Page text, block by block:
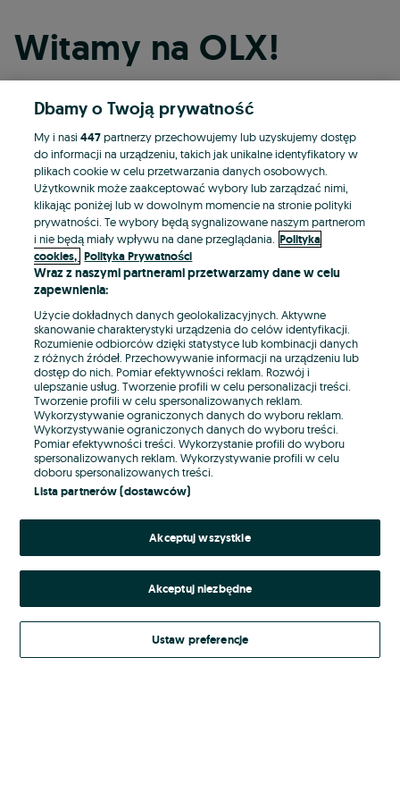
Witamy na OLX!
Kontynuuj przez Facebooka
Kontynuuj przez konto Apple
Kontynuuj przez konto Google
LUB
E-mail
Hasło
Nie pamiętasz hasła?
Zaloguj się
Kontynuując za pośrednictwem jednego z dostawców wskazanych powyżej,
Regulamin serwisuOLX.pl w jego aktualnym brzmieniu.
Dbamy o Twoją prywatność
My i nasi447partnerzy przechowujemy lub uzyskujemy dostęp
do informacji na urządzeniu, takich jak unikalne identyfikatory w
plikach cookie w celu przetwarzania danych osobowych.
Użytkownik może zaakceptować wybory lub zarządzać nimi,
klikając poniżej lub w dowolnym momencie na stronie polityki
prywatności. Te wybory będą sygnalizowane naszym partnerom
i nie będą miały wpływu na dane przeglądania. Polityka
cookies, Polityka Prywatności
Wraz z naszymi partnerami przetwarzamy dane w celu
zapewnienia:
Użycie dokładnych danych geolokalizacyjnych. Aktywne
skanowanie charakterystyki urządzenia do celów identyfikacji.
Rozumienie odbiorców dzięki statystyce lub kombinacji danych
z różnych źródeł. Przechowywanie informacji na urządzeniu lub
dostęp do nich. Pomiar efektywności reklam. Rozwój i
ulepszanie usług. Tworzenie profili w celu personalizacji treści.
Tworzenie profili w celu spersonalizowanych reklam.
Wykorzystywanie ograniczonych danych do wyboru reklam.
Wykorzystywanie ograniczonych danych do wyboru treści.
Pomiar efektywności treści. Wykorzystanie profili do wyboru
spersonalizowanych reklam. Wykorzystywanie profili w celu
doboru spersonalizowanych treści.
Lista partnerów (dostawców)
Akceptuj wszystkie
Akceptuj niezbędne
Ustaw preferencje